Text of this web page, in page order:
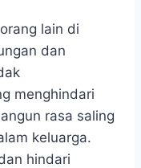
lain di
dan
menghindari
rasa saling
keluarga.
hindari